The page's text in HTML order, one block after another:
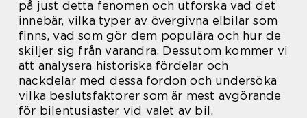
på just detta fenomen och utforska vad det
innebär, vilka typer av övergivna elbilar som
finns, vad som gör dem populära och hur de
skiljer sig från varandra. Dessutom kommer vi
att analysera historiska fördelar och
nackdelar med dessa fordon och undersöka
vilka beslutsfaktorer som är mest avgörande
för bilentusiaster vid valet av bil.